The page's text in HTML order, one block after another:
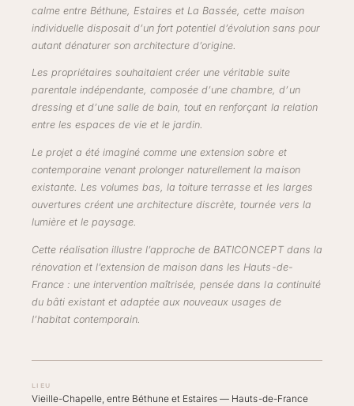
calme entre Béthune, Estaires et La Bassée, cette maison
individuelle disposait d’un fort potentiel d’évolution sans pour
autant dénaturer son architecture d’origine.
Les propriétaires souhaitaient créer une véritable suite
parentale indépendante, composée d’une chambre, d’un
dressing et d’une salle de bain, tout en renforçant la relation
entre les espaces de vie et le jardin.
Le projet a été imaginé comme une extension sobre et
contemporaine venant prolonger naturellement la maison
existante. Les volumes bas, la toiture terrasse et les larges
ouvertures créent une architecture discrète, tournée vers la
lumière et le paysage.
Cette réalisation illustre l’approche de BATICONCEPT dans la
rénovation et l’extension de maison dans les Hauts-de-
France : une intervention maîtrisée, pensée dans la continuité
du bâti existant et adaptée aux nouveaux usages de
l’habitat contemporain.
LIEU
Vieille-Chapelle, entre Béthune et Estaires — Hauts-de-France